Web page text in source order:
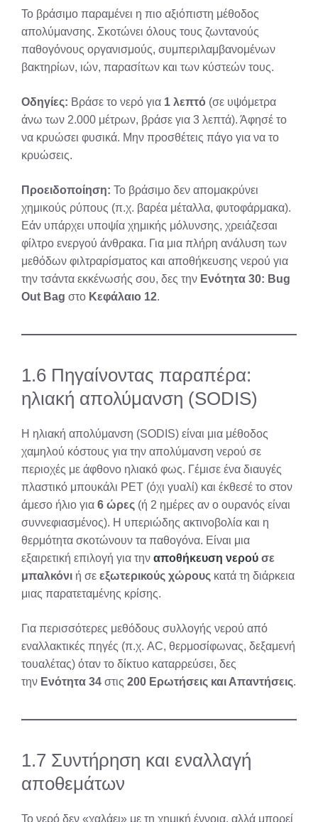
Το βράσιμο παραμένει η πιο αξιόπιστη μέθοδος
απολύμανσης. Σκοτώνει όλους τους ζωντανούς
παθογόνους οργανισμούς, συμπεριλαμβανομένων
βακτηρίων, ιών, παρασίτων και των κύστεών τους.
Οδηγίες: Βράσε το νερό για 1 λεπτό (σε υψόμετρα
άνω των 2.000 μέτρων, βράσε για 3 λεπτά). Άφησέ το
να κρυώσει φυσικά. Μην προσθέτεις πάγο για να το
κρυώσεις.
Προειδοποίηση: Το βράσιμο δεν απομακρύνει
χημικούς ρύπους (π.χ. βαρέα μέταλλα, φυτοφάρμακα).
Εάν υπάρχει υποψία χημικής μόλυνσης, χρειάζεσαι
φίλτρο ενεργού άνθρακα. Για μια πλήρη ανάλυση των
μεθόδων φιλτραρίσματος και αποθήκευσης νερού για
την τσάντα εκκένωσής σου, δες την Ενότητα 30: Bug
Out Bag στο Κεφάλαιο 12.
1.6 Πηγαίνοντας παραπέρα:
ηλιακή απολύμανση (SODIS)
Η ηλιακή απολύμανση (SODIS) είναι μια μέθοδος
χαμηλού κόστους για την απολύμανση νερού σε
περιοχές με άφθονο ηλιακό φως. Γέμισε ένα διαυγές
πλαστικό μπουκάλι PET (όχι γυαλί) και έκθεσέ το στον
άμεσο ήλιο για 6 ώρες (ή 2 ημέρες αν ο ουρανός είναι
συννεφιασμένος). Η υπεριώδης ακτινοβολία και η
θερμότητα σκοτώνουν τα παθογόνα. Είναι μια
εξαιρετική επιλογή για την αποθήκευση νερού σε
μπαλκόνι ή σε εξωτερικούς χώρους κατά τη διάρκεια
μιας παρατεταμένης κρίσης.
Για περισσότερες μεθόδους συλλογής νερού από
εναλλακτικές πηγές (π.χ. AC, θερμοσίφωνας, δεξαμενή
τουαλέτας) όταν το δίκτυο καταρρεύσει, δες
την Ενότητα 34 στις 200 Ερωτήσεις και Απαντήσεις.
1.7 Συντήρηση και εναλλαγή
αποθεμάτων
Το νερό δεν «χαλάει» με τη χημική έννοια, αλλά μπορεί